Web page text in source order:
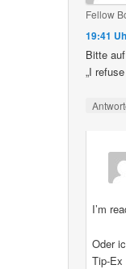
Fellow
19:41
Bitte
„I
I’m
Oder
Tip-